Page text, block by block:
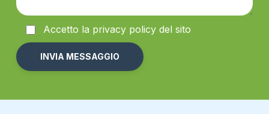
Accetto la privacypolicy del sito